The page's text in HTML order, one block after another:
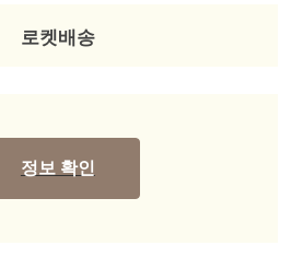
로켓배송
정보 확인